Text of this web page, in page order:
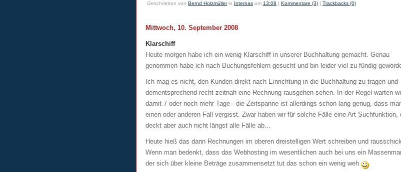
Geschrieben von Bernd Holzmüllerin Internas um 13:08 | Kommentare (3) | Trackbacks (0)
Mittwoch, 10. September 2008
Klarschiff
Heute morgen habe ich ein wenig Klarschiff in unserer Buchhaltung gemacht. Genau
genommen habe ich nach Buchungsfehlern gesucht und bin leider viel zu fündig
Ich mag es nicht, den Kunden direkt nach Einrichtung in die Buchhaltung zu tragen und
dementsprechend recht zeitnah eine Rechnung rausgehen sehen. In der Regel warten
damit 7 oder noch mehr Tage - die Zeitspanne ist allerdings schon lang genug, dass
einen oder anderen Fall vergisst. Zwar haben wir für solche Fälle eine Art Suchfunktion,
deckt aber auch nicht längst alle Fälle ab...
Heute hieß das dann Rechnungen im oberen dreistelligen Wert schreiben und
Wenn man bedenkt, dass das Webhosting im wesentlichen auch bei uns ein
der sich über kleine Beträge zusammensetzt tut das schon ein wenig weh